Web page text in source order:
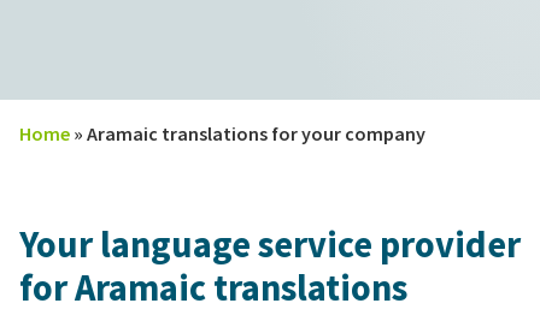
Home » Aramaic translations for your company
Your language service provider
for Aramaic translations